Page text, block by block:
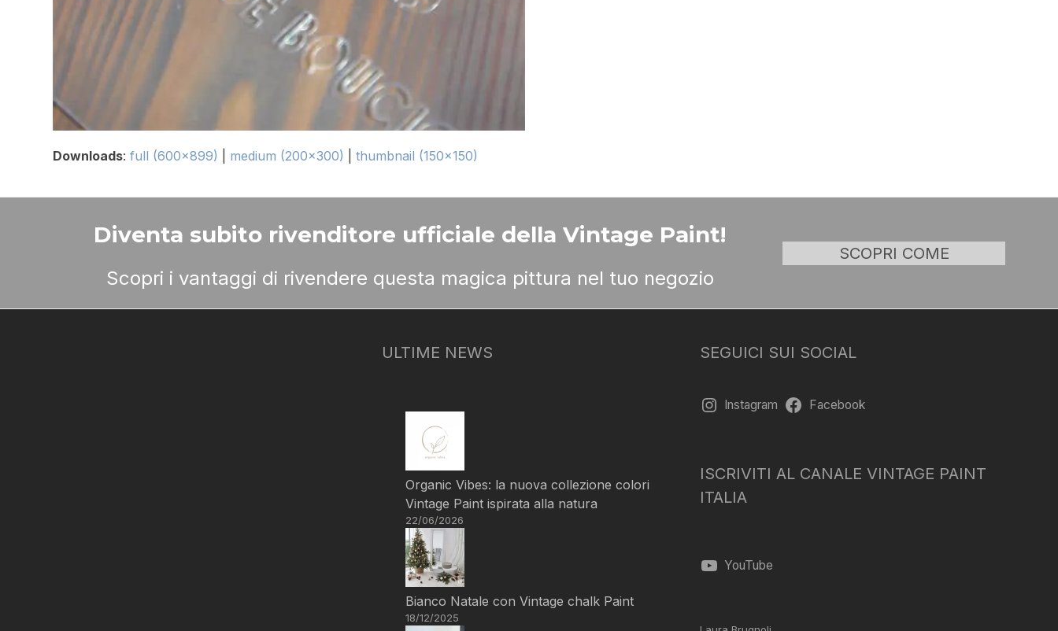
Downloads:full (600x899) medium (200x300) |thumbnail (150x150)
Diventa subito rivenditore ufficiale della Vintage Paint!
Scopri i vantaggi di rivendere questa magica pittura nel tuo negozio
SCOPRI COME
ULTIME NEWS
Organic Vibes: la nuova collezione colori
Vintage Paint ispirata alla natura
22/06/2026
Bianco Natale con Vintage chalk Paint
18/12/2025
SEGUICI SUI SOCIAL
Instagram Facebook
ISCRIVITI AL CANALE VINTAGE PAINT
ITALIA
YouTube